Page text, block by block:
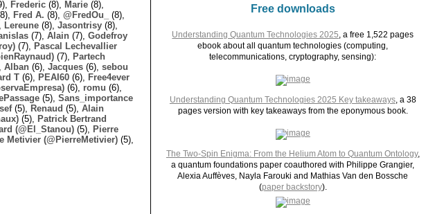
Frederic (8), Marie (8),
Fred A. (8), @FredOu_
(8),
Lereune (8), Jasontrisy (8),
(7), Alain (7), Godefroy
(7),
Pascal Lechevallier
(7),
Partech
Alban (6), Jacques (6), sebou
T (6), PEAI60 (6),
Free4ever
(6), romu (6),
(5), Sans_importance
(5), Renaud (5), Alain
(5),
Patrick Bertrand
(@El_Stanou) (5),
Pierre
Metivier (@PierreMetivier) (5),
Free downloads
Understanding Quantum Technologies 2025 , a free 1,522 pages
ebook about all quantum technologies (computing,
telecommunications, cryptography, sensing):
Understanding Quantum Technologies 2025 Key takeaways, a 38
pages version with key takeaways from the eponymous book.
The Two-Spin Enigma: From the Helium Atom to Quantum Ontology,
a quantum foundations paper coauthored with Philippe Grangier,
Alexia Auffèves, Nayla Farouki and Mathias Van den Bossche
(paper backstory).